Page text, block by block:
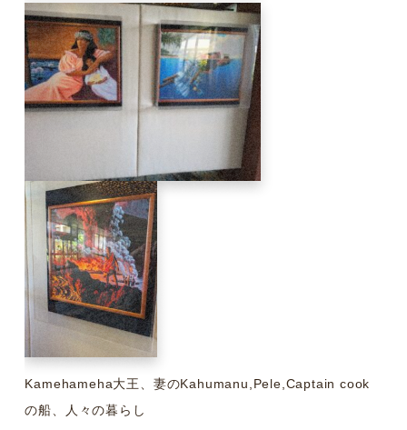
Kamehameha大王、妻のKahumanu,Pele,Captain cook
の船、人々の暮らし